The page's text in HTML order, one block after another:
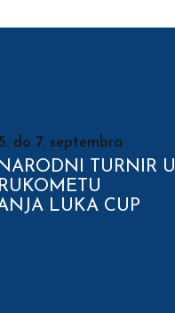
do 7. septembra
TURNIR U
RUKOMETU
LUKA CUP